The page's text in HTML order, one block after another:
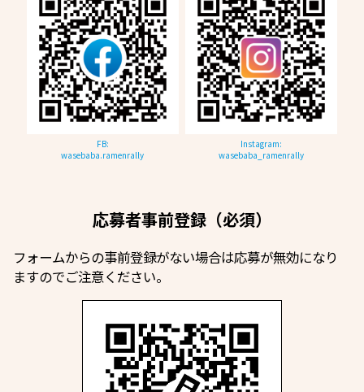
FB:
wasebaba.ramenrally
Instagram:
wasebaba_ramenrally
応募者事前登録（必須）
フォームからの事前登録がない場合は応募が無効になり
ますのでご注意ください。